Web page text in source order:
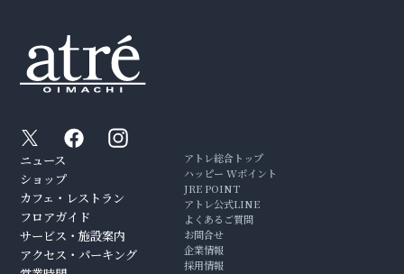
ニュース
ショップ
カフェ・レストラン
フロアガイド
サービス・施設案内
アクセス・パーキング
アトレ総合トップ
ハッピー Wポイント
JRE POINT
アトレ公式LINE
よくあるご質問
お問合せ
企業情報
採用情報